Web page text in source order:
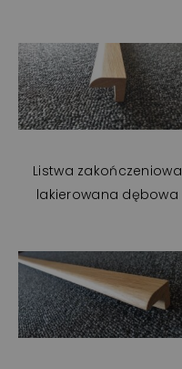
Listwa zakończeniowa
lakierowana dębowa